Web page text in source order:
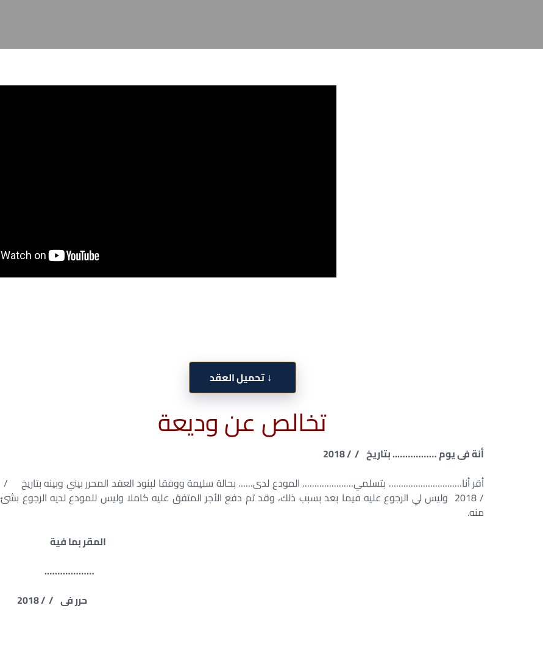
↓ تحميل العقد
تخالص عن وديعة
أنة فى يوم …………….. بتاريخ / / 2018
أقر أنا………………………… بتسلمي………………… المودع لدى…… بحالة سليمة ووفقا لبنود العقد المحرر بيني وبينه بتاريخ /
/ 2018 وليس لي الرجوع عليه فيما بعد بسبب ذلك، وقد تم دفع الأجر المتفق عليه كاملا وليس للمودع لديه الرجوع بشئ
منه.
المقر بما فية
……………….
حرر فى / / 2018